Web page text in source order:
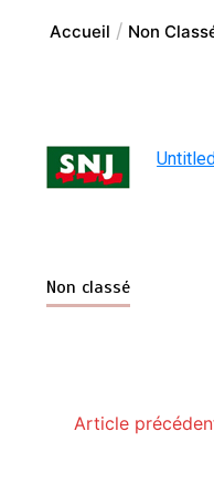
Accueil Non
Non classé
Article